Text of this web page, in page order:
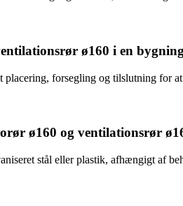
ø160 i en
forsegling og tilslutning for
ø160 og ventilationsrør
stål eller plastik, afhængigt af